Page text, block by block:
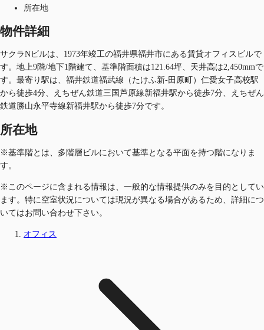
お気に入り
所在地
物件詳細
サクラNビルは、1973年竣工の福井県福井市にある賃貸オフィスビルで
す。地上9階/地下1階建て、基準階面積は121.64坪、天井高は2,450mmで
す。最寄り駅は、福井鉄道福武線（たけふ新-田原町）仁愛女子高校駅
から徒歩4分、えちぜん鉄道三国芦原線新福井駅から徒歩7分、えちぜん
鉄道勝山永平寺線新福井駅から徒歩7分です。
所在地
※基準階とは、多階層ビルにおいて基準となる平面を持つ階になりま
す。
※このページに含まれる情報は、一般的な情報提供のみを目的としてい
ます。特に空室状況については現況が異なる場合があるため、詳細につ
いてはお問い合わせ下さい。
オフィス